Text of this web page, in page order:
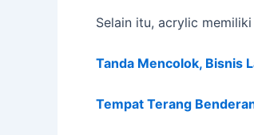
Selain itu, acrylic
Tanda Mencolok, Bisnis
Tempat Terang